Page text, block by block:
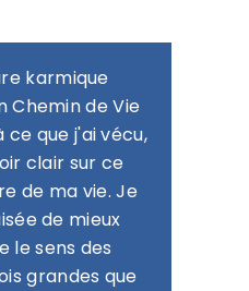
karmique
Chemin de Vie
ce que j'ai vécu,
clair sur ce
de ma vie. Je
de mieux
le sens des
grandes que